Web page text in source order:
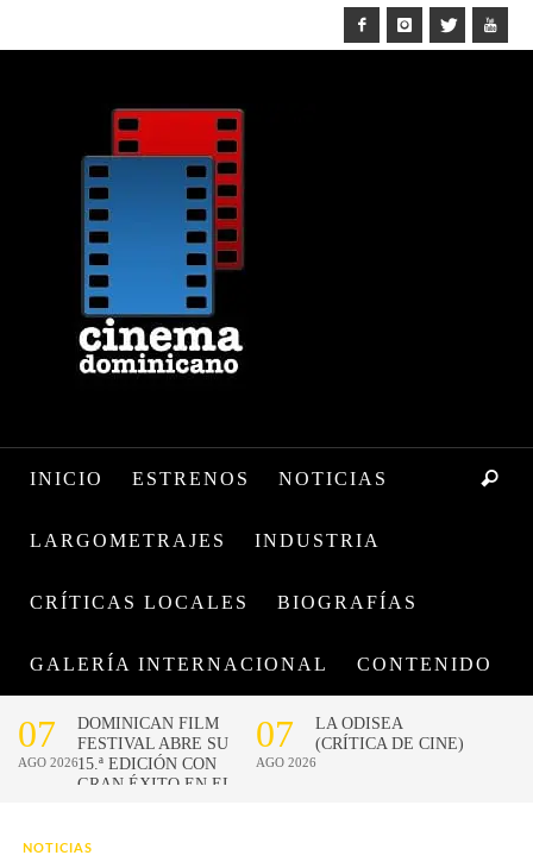
INICIO ESTRENOS NOTICIAS
LARGOMETRAJES INDUSTRIA
CRÍTICAS LOCALES BIOGRAFÍAS
GALERÍA INTERNACIONAL CONTENIDO
NOTICIAS